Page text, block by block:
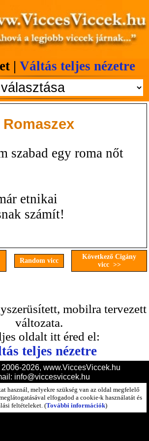
| Váltás teljes nézetre
Romaszex
szabad egy roma nőt
etnikai
számít!
Random vicc
Következő Cigány
vicc >>
mobilra tervezett
változata.
oldalt itt éred el:
teljes nézetre
2026, www.ViccesViccek.hu
info@viccesviccek.hu
használ, melyekre szükség van az oldal megfelelő
elfogadod a cookie-k használatát és
feltételeket. (További információk)